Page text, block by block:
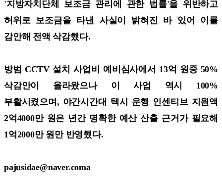
'지방자치단체 보조금 관리에 관한 법률'을 위반하고
허위로 보조금을 타낸 사실이 밝혀진 바 있어 이를
감안해 전액 삭감했다.
방범 CCTV 설치 사업비 예비심사에서 13억 원중 50%
삭감안이 올라왔으나 이 사업 역시 100%
부활시켰으며, 야간시간대 택시 운행 인센티브 지원액
2억4000만 원은 년간 명확한 예산 산출 근거가 필요해
1억2000만 원만 반영했다.
pajusidae@naver.coma